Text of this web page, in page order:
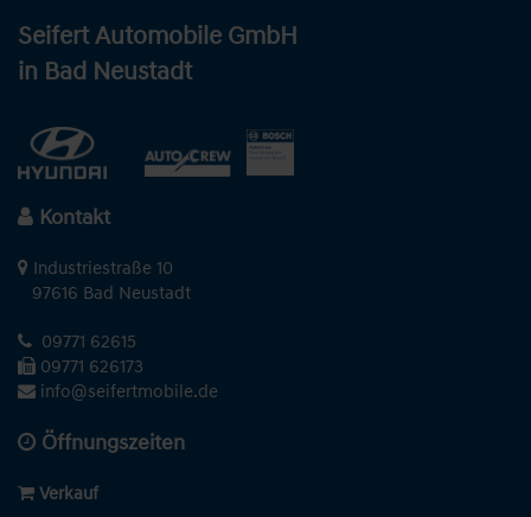
Seifert Automobile GmbH
in Bad Neustadt
Kontakt
Industriestraße 10
97616 Bad Neustadt
09771 62615
09771 626173
info@seifertmobile.de
Öffnungszeiten
Verkauf